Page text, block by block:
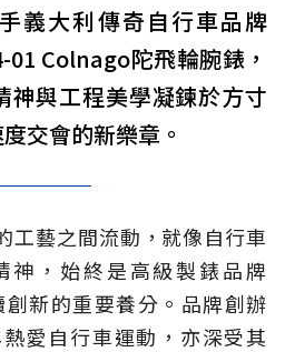
義大利傳奇自行車品牌
Colnago陀飛輪腕錶，
神與工程美學凝鍊於方寸
交會的新樂章。
工藝之間流動，就像自行車
神，始終是高級製錶品牌
創新的重要養分。品牌創辦
愛自行車運動，亦深受其